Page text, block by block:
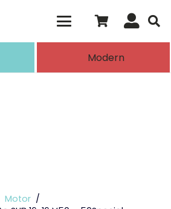
automatisch
Modern
Motor /